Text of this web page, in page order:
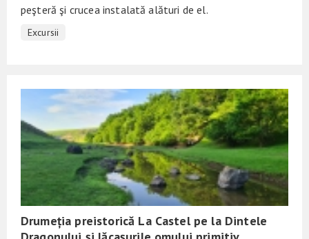
peşteră şi crucea instalată alături de el.
Excursii
Drumeția preistorică La Castel pe la Dintele